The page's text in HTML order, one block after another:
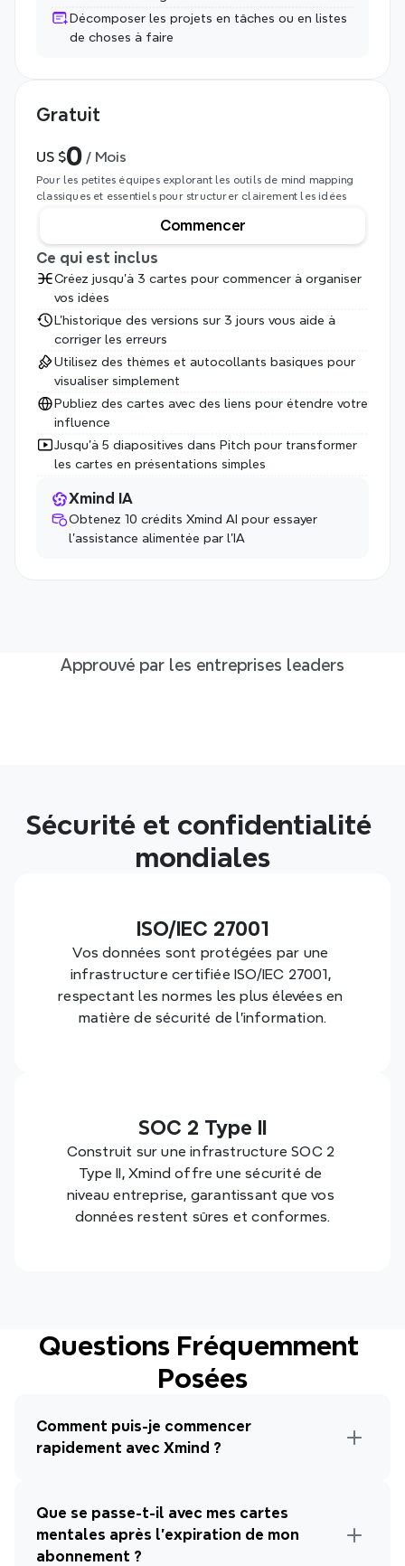
Gratuit
US $0 / Mois
Pour les petites équipes explorant les outils de mind mapping
classiques et essentiels pour structurer clairement les idées
Commencer
Ce qui est inclus
Créez jusqu'à 3 cartes pour commencer à organiser
vos idées
L'historique des versions sur 3 jours vous aide à
corriger les erreurs
Utilisez des thèmes et autocollants basiques pour
visualiser simplement
Publiez des cartes avec des liens pour étendre votre
influence
Jusqu'à 5 diapositives dans Pitch pour transformer
les cartes en présentations simples
Xmind IA
Obtenez 10 crédits Xmind AI pour essayer
l'assistance alimentée par l'IA
Décomposer les projets en tâches ou en listes
de choses à faire
Approuvé par les entreprises leaders
Sécurité et confidentialité
mondiales
ISO/IEC 27001
Vos données sont protégées par une
infrastructure certifiée ISO/IEC 27001,
respectant les normes les plus élevées en
matière de sécurité de l'information.
SOC 2 Type II
Construit sur une infrastructure SOC 2
Type II, Xmind offre une sécurité de
niveau entreprise, garantissant que vos
données restent sûres et conformes.
Questions Fréquemment
Posées
Comment puis-je commencer
rapidement avec Xmind ?
Que se passe-t-il avec mes cartes
mentales après l'expiration de mon
abonnement ?